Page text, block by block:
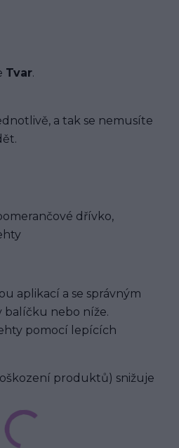
Tvar.
a tak se nemusíte
dřívko,
aplikací a se správným
balíčku nebo níže.
pomocí lepících
produktů) snižuje